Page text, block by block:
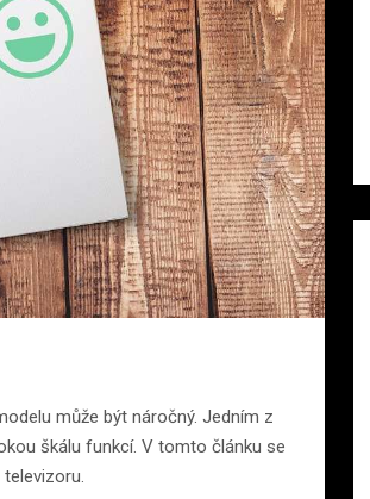
může být náročný. Jedním z
škálu funkcí. V tomto článku se